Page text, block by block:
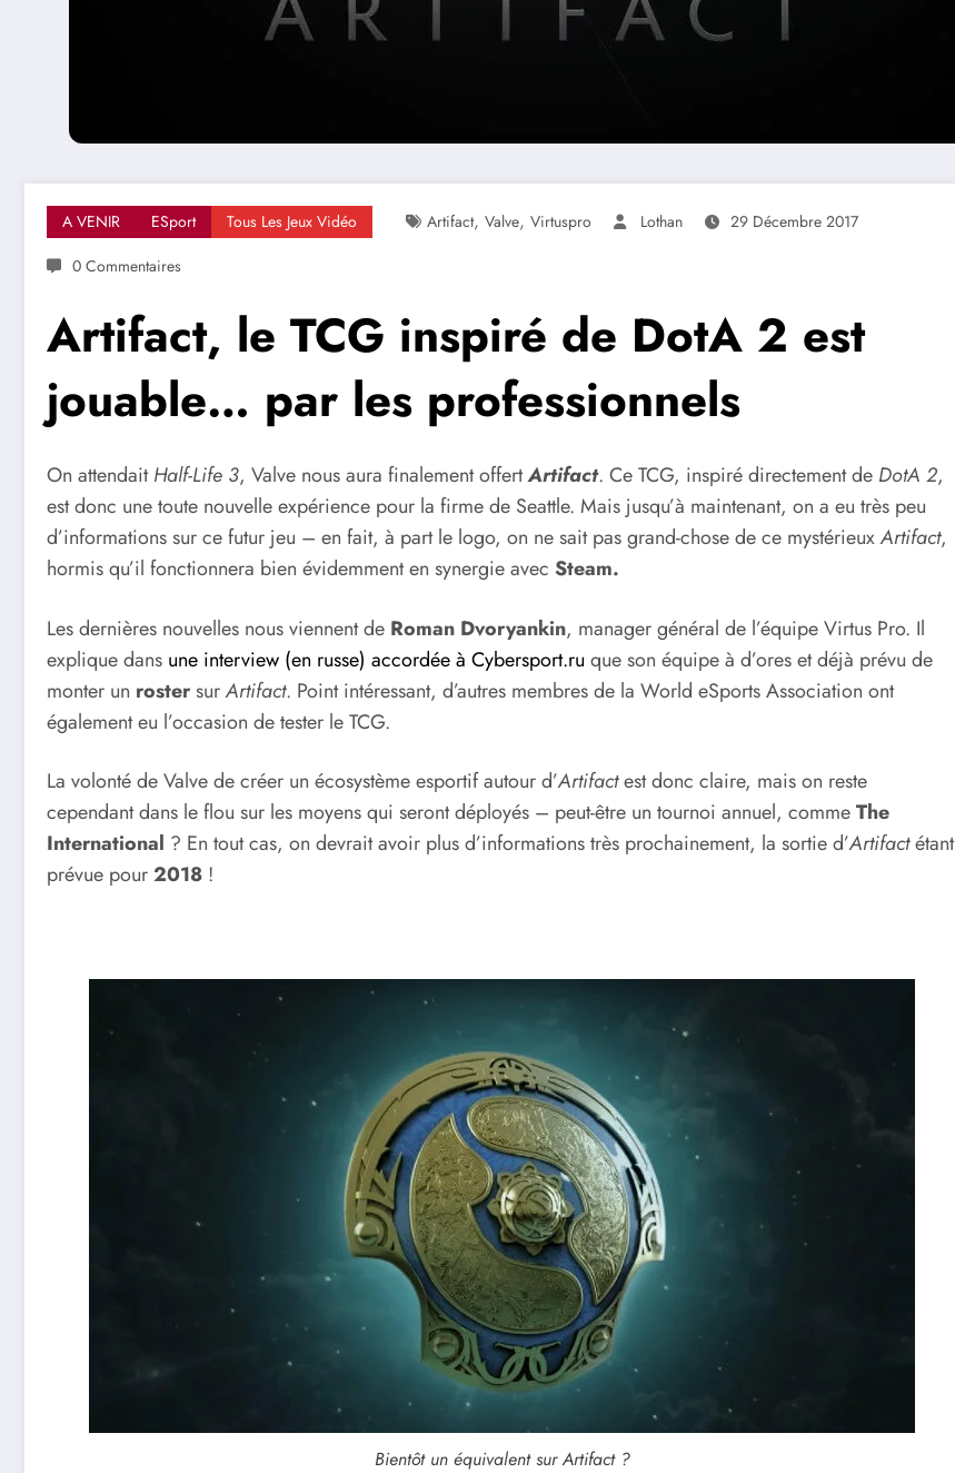
A VENIR ESport Tous Les Jeux Vidéo Artifact, Valve, Virtuspro Lothan
29 Décembre 2017
0 Commentaires
Artifact, le TCG inspiré de DotA 2 est
jouable… par les professionnels
On attendaitHalf-Life 3, Valve nous aura finalement offertArtifact. Ce TCG, inspiré directement de DotA 2,
est donc une toute nouvelle expérience pour la firme de Seattle. Mais jusqu’à maintenant, on a eu très peu
d’informations sur ce futur jeu – en fait, à part le logo, on ne sait pas grand-chose de ce mystérieuxArtifact,
hormis qu’il fonctionnera bien évidemment en synergie avec Steam.
Les dernières nouvelles nous viennent de Roman Dvoryankin, manager général de l’équipe Virtus Pro. Il
explique dans une interview (en russe) accordée à Cybersport.ru que son équipe à d’ores et déjà prévu de
monter un rostersurArtifact. Point intéressant, d’autres membres de la World eSports Association ont
également eu l’occasion de tester le TCG.
La volonté de Valve de créer un écosystème esportif autour d’Artifactest donc claire, mais on reste
cependant dans le flou sur les moyens qui seront déployés – peut-être un tournoi annuel, commeThe
International ? En tout cas, on devrait avoir plus d’informations très prochainement, la sortie d’Artifactétant
prévue pour2018 !
Bientôt un équivalent sur Artifact ?